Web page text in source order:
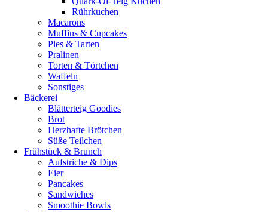
Rührkuchen
Macarons
Muffins & Cupcakes
Pies & Tarten
Pralinen
Torten & Törtchen
Waffeln
Sonstiges
Bäckerei
Blätterteig Goodies
Brot
Herzhafte Brötchen
Süße Teilchen
Frühstück & Brunch
Aufstriche & Dips
Eier
Pancakes
Sandwiches
Smoothie Bowls